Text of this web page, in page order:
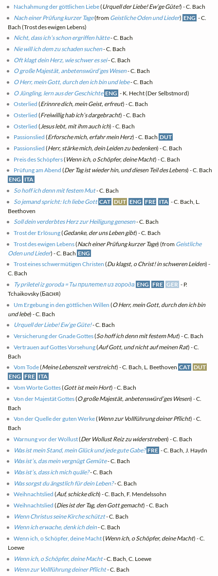
Nachahmung der göttlichen Liebe(Urquell der Liebe! Ew’ge Güte!) - C. Bach
Nach einer Prüfung kurzer Tage(from Geistliche Oden und Lieder) ENG - C.
Bach (Trost des ewigen Lebens)
Nicht, dass ich’s schon ergriffen hätte- C. Bach
Nie will ich dem zu schaden suchen- C. Bach
Oft klagt dein Herz, wie schwer es sei- C. Bach
O große Majestät, anbetenswürd’ges Wesen- C. Bach
O Herr, mein Gott, durch den ich bin und lebe- C. Bach
O Jüngling, lern aus der Geschichte ENG - K. Hecht (Der Selbstmord)
Osterlied (Erinnre dich, mein Geist, erfreut) - C. Bach
Osterlied (Freiwillig hab ich’s dargebracht) - C. Bach
Osterlied ( Jesus lebt, mit ihm auch ich) - C. Bach
Passionslied (Erforsche mich, erfahr mein Herz) - C. Bach DUT
Passionslied (Herr, stärke mich, dein Leiden zu bedenken) - C. Bach
Preis des Schöpfers( Wenn ich, o Schöpfer, deine Macht) - C. Bach
Prüfung am Abend (Der Tag ist wieder hin, und diesen Teil des Lebens) - C. Bach
ENG ITA
So hoff ich denn mit festem Mut- C. Bach
So jemand spricht: Ich liebe Gott CAT DUT ENG FRE ITA - C. Bach, L.
Beethoven
Soll dein verderbtes Herz zur Heiligung genesen- C. Bach
Trost der Erlösung(Gedanke, der uns Leben gibt) - C. Bach
Trost des ewigen Lebens(Nach einer Prüfung kurzer Tage) (from Geistliche
Oden und Lieder) - C. Bach ENG
Trost eines schwermütigen Christen (Du klagst, o Christ! in schweren Leiden) -
C. Bach
Ty priletel iz goroda = Ты прилетел из города ENG FRE GER - P.
Tchaikovsky (Басня)
Um Ergebung in den göttlichen Willen (O Herr, mein Gott, durch den ich bin
und lebe) - C. Bach
Urquell der Liebe! Ew’ge Güte!- C. Bach
Versicherung der Gnade Gottes(So hoff ich denn mit festem Mut) - C. Bach
Vertrauen auf Gottes Vorsehung(Auf Gott, und nicht auf meinen Rat) - C.
Bach
Vom Tode(Meine Lebenszeit verstreicht) - C. Bach, L. Beethoven CAT DUT
ENG FRE ITA
Vom Worte Gottes(Gott ist mein Hort) - C. Bach
Von der Majestät Gottes(O große Majestät, anbetenswürd’ges Wesen) - C.
Bach
Von der Quelle der guten Werke( Wenn zur Vollführung deiner Pflicht) - C.
Bach
Warnung vor der Wollust(Der Wollust Reiz zu widerstreben) - C. Bach
Was ist mein Stand, mein Glück und jede gute Gabe? FRE - C. Bach, J. Haydn
Was ist’s, das mein vergnügt Gemüte- C. Bach
Was ist’s, dass ich mich quäle?- C. Bach
Was sorgst du ängstlich für dein Leben?- C. Bach
Weihnachtslied (Auf, schicke dich) - C. Bach, F. Mendelssohn
Weihnachtslied (Dies ist der Tag, den Gott gemacht) - C. Bach
Wenn Christus seine Kirche schützt- C. Bach
Wenn ich erwache, denk ich dein- C. Bach
Wenn ich, o Schöpfer, deine Macht( Wenn ich, o Schöpfer, deine Macht) - C.
Loewe
Wenn ich, o Schöpfer, deine Macht- C. Bach, C. Loewe
Wenn zur Vollführung deiner Pflicht- C. Bach